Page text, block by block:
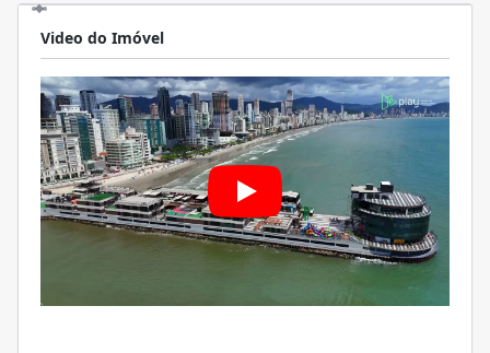
Video do Imóvel